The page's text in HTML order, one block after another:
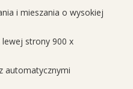
i mieszania o wysokiej
lewej strony 900 x
automatycznymi